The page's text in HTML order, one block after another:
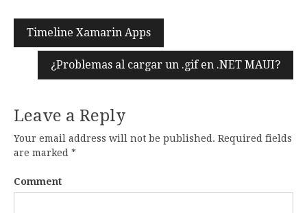
Post
navigation
Timeline Xamarin Apps
¿Problemas al cargar un .gif en .NET MAUI?
Leave a Reply
Your email address will not be published. Required fields
are marked *
Comment